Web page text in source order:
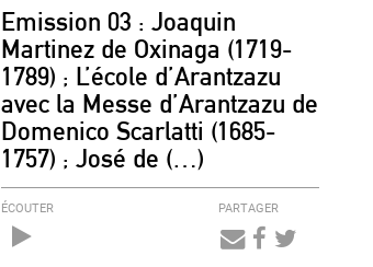
Emission 03 : Joaquin
Martinez de Oxinaga (1719-
1789) ; L’école d’Arantzazu
avec la Messe d’Arantzazu de
Domenico Scarlatti (1685-
1757) ; José de (…)
ÉCOUTER PARTAGER